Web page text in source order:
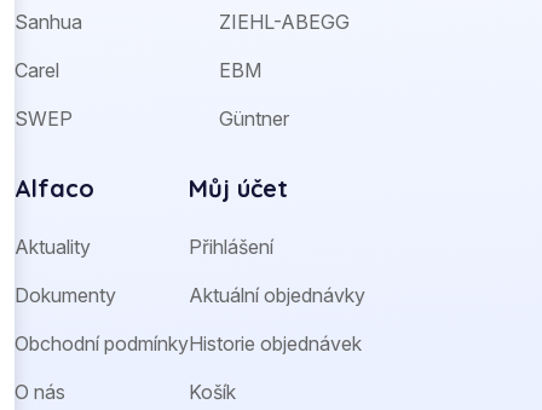
Sanhua
Carel
SWEP
ZIEHL-ABEGG
EBM
Güntner
Alfaco
Aktuality
Dokumenty
Obchodní podmínky
O nás
Můj účet
Přihlášení
Aktuální objednávky
Historie objednávek
Košík